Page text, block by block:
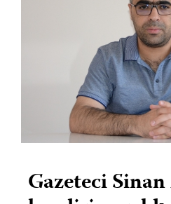
Gazeteci Sinan